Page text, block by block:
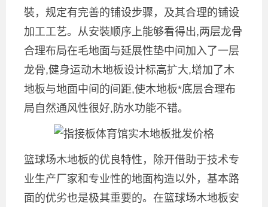
裝，规定有完善的铺设步骤，及其合理的铺设
加工工艺。从安裝顺序上能够看得出,两层龙骨
合理布局在毛地面与延展性垫中间加入了一层
龙骨,健身运动木地板设计标高扩大,增加了木
地板与地面中间的间距,使木地板*底层合理布
局自然通风性很好,防水功能不错。
篮球场木地板的优良特性，除开借助于技术专
业生产厂家和专业性的地面构造以外，基本路
面的优劣也是极其重要的。在篮球场木地板安